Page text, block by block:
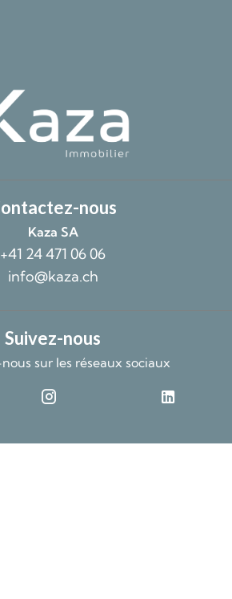
nous
Kaza SA
+41 24 471 06 06
info@kaza.ch
Suivez-nous
sur les réseaux sociaux